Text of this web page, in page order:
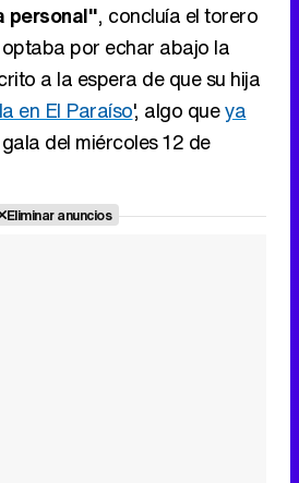
personal", concluía el torero
por echar abajo la
a la espera de que su hija
en El Paraíso', algo queya
del miércoles 12 de
Eliminar anuncios